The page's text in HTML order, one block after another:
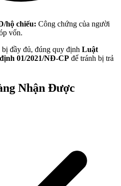
hộ chiếu: Công chứng của người
vốn.
đầy đủ, đúng quy định Luật
01/2021/NĐ-CP để tránh bị trả
Nhận Được